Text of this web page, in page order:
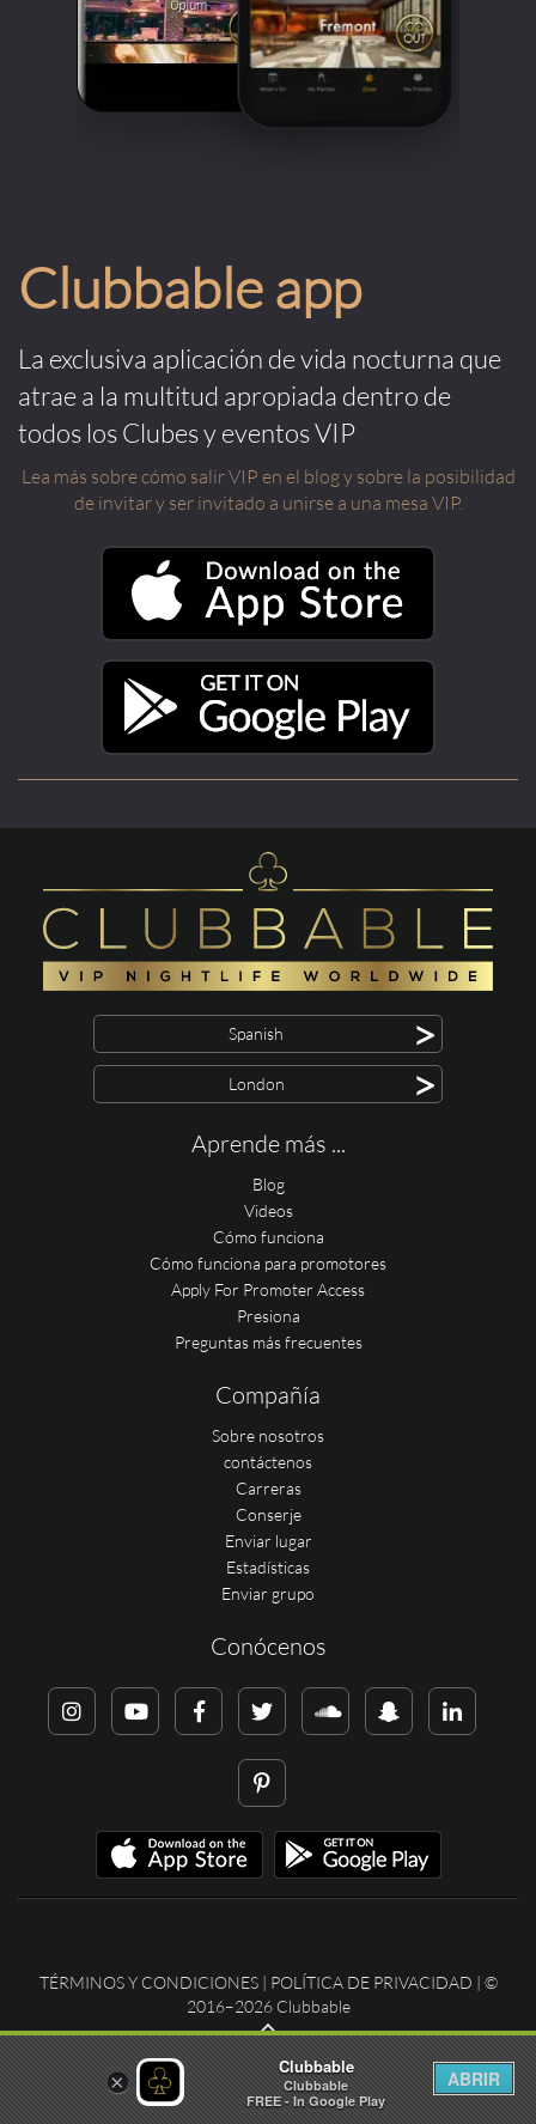
Clubbable app
La exclusiva aplicación de vida nocturna que
atrae a la multitud apropiada dentro de
todos los Clubes y eventos VIP
Lea más sobre cómo salir VIP en el blog y sobre la posibilidad
de invitar y ser invitado a unirse a una mesa VIP.
Spanish >
London >
Aprende más ...
Blog
Videos
Cómo funciona
Cómo funciona para promotores
Apply For Promoter Access
Presiona
Preguntas más frecuentes
Compañía
Sobre nosotros
contáctenos
Carreras
Conserje
Enviar lugar
Estadísticas
Enviar grupo
Conócenos
TÉRMINOS Y CONDICIONES| POLÍTICA DE PRIVACIDAD | ©
2016–2026 Clubbable
×
Clubbable
Clubbable
FREE - In Google Play
ABRIR